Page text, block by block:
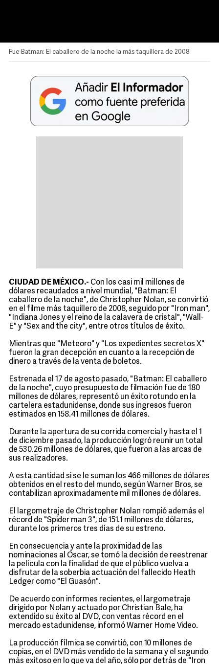
Fue Batman: El caballero de la noche la más taquillera de 2008
CIUDAD DE MÉXICO.- Con los casi mil millones de
dólares recaudados a nivel mundial, "Batman: El
caballero de la noche", de Christopher Nolan, se convirtió
en el filme más taquillero de 2008, seguido por "Iron man",
"Indiana Jones y el reino de la calavera de cristal", "Wall-
E" y "Sex and the city", entre otros títulos de éxito.
Mientras que "Meteoro" y "Los expedientes secretos X"
fueron la gran decepción en cuanto a la recepción de
dinero a través de la venta de boletos.
Estrenada el 17 de agosto pasado, "Batman: El caballero
de la noche", cuyo presupuesto de filmación fue de 180
millones de dólares, representó un éxito rotundo en la
cartelera estadunidense, donde sus ingresos fueron
estimados en 158.41 millones de dólares.
Durante la apertura de su corrida comercial y hasta el 1
de diciembre pasado, la producción logró reunir un total
de 530.26 millones de dólares, que fueron a las arcas de
sus realizadores.
A esta cantidad si se le suman los 466 millones de dólares
obtenidos en el resto del mundo, según Warner Bros, se
contabilizan aproximadamente mil millones de dólares.
El largometraje de Christopher Nolan rompió además el
récord de "Spider man 3", de 151.1 millones de dólares,
durante los primeros tres días de su estreno.
En consecuencia y ante la proximidad de las
nominaciones al Oscar, se tomó la decisión de reestrenar
la película con la finalidad de que el público vuelva a
disfrutar de la soberbia actuación del fallecido Heath
Ledger como "El Guasón".
De acuerdo con informes recientes, el largometraje
dirigido por Nolan y actuado por Christian Bale, ha
extendido su éxito al DVD, con ventas récord en el
mercado estadunidense, informó Warner Home Video.
La producción fílmica se convirtió, con 10 millones de
copias, en el DVD más vendido de la semana y el segundo
más exitoso en lo que va del año, sólo por detrás de "Iron